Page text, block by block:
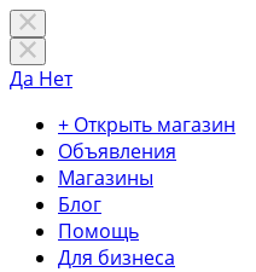
Да Нет
+ Открыть магазин
Объявления
Магазины
Блог
Помощь
Для бизнеса